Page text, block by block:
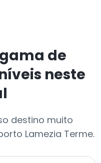
de
neste
destino muito
Lamezia Terme.